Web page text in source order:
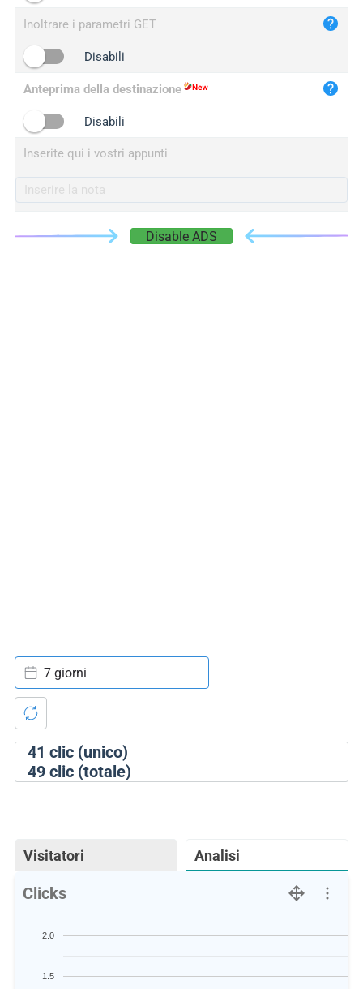
Inoltrare i parametri GET
Disabili
Anteprima della destinazione
Disabili
Inserite qui i vostri appunti
Disable ADS
41 clic (unico)
49clic (totale)
7 giorni
Visitatori Analisi
Clicks
1.5
2.0